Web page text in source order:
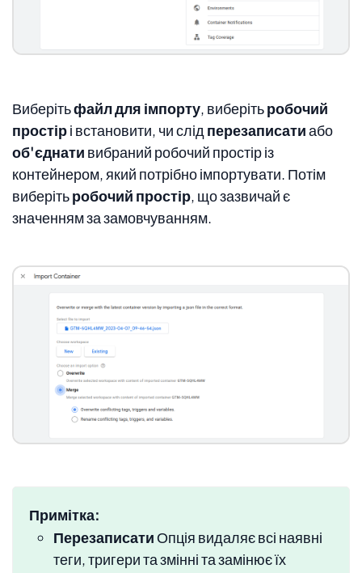
Виберітьфайл для імпорту, виберітьробочий
простірі встановити, чи слід перезаписатиабо
об'єднати вибраний робочий простір із
контейнером, який потрібно імпортувати. Потім
виберітьробочий простір, що зазвичай є
значенням за замовчуванням.
Примітка:
ПерезаписатиОпція видаляє всі наявні
теги, тригери та змінні та замінює їх